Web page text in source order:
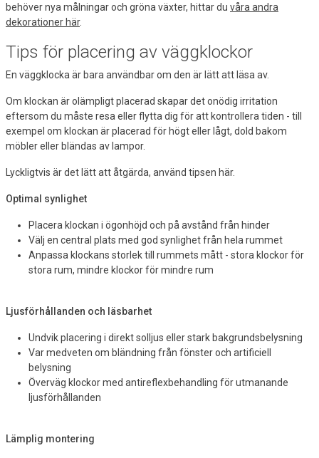
behöver nya målningar och gröna växter, hittar du våra andra
dekorationer här.
Tips för placering av väggklockor
En väggklocka är bara användbar om den är lätt att läsa av.
Om klockan är olämpligt placerad skapar det onödig irritation
eftersom du måste resa eller flytta dig för att kontrollera tiden - till
exempel om klockan är placerad för högt eller lågt, dold bakom
möbler eller bländas av lampor.
Lyckligtvis är det lätt att åtgärda, använd tipsen här.
Optimal synlighet
Placera klockan i ögonhöjd och på avstånd från hinder
Välj en central plats med god synlighet från hela rummet
Anpassa klockans storlek till rummets mått - stora klockor för
stora rum, mindre klockor för mindre rum
Ljusförhållanden och läsbarhet
Undvik placering i direkt solljus eller stark bakgrundsbelysning
Var medveten om bländning från fönster och artificiell
belysning
Överväg klockor med antireflexbehandling för utmanande
ljusförhållanden
Lämplig montering